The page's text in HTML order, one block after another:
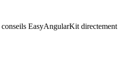
EasyAngularKit directement